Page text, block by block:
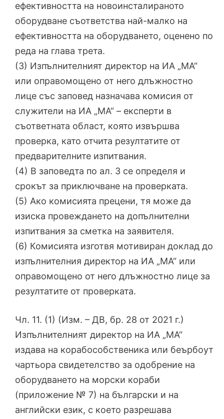
ефективността на новоинсталираното
оборудване съответства най-малко на
ефективността на оборудването, оценено по
реда на глава трета.
(3) Изпълнителният директор на ИА „МА“
или оправомощено от него длъжностно
лице със заповед назначава комисия от
служители на ИА „МА“ – експерти в
съответната област, която извършва
проверка, като отчита резултатите от
предварителните изпитвания.
(4) В заповедта по ал. 3 се определя и
срокът за приключване на проверката.
(5) Ако комисията прецени, тя може да
изиска провеждането на допълнителни
изпитвания за сметка на заявителя.
(6) Комисията изготвя мотивиран доклад до
изпълнителния директор на ИА „МА“ или
оправомощено от него длъжностно лице за
резултатите от проверката.
Чл. 11. (1) (Изм. – ДВ, бр. 28 от 2021 г.)
Изпълнителният директор на ИА „МА“
издава на корабособственика или беърбоут
чартьора свидетелство за одобрение на
оборудването на морски кораби
(приложение № 7) на български и на
английски език, с което разрешава